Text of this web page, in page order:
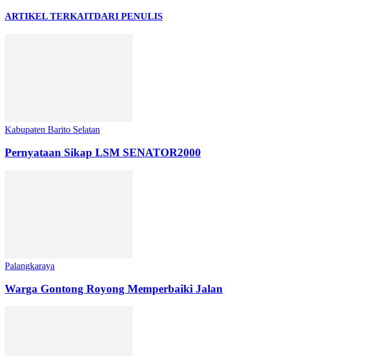
ARTIKEL TERKAITDARI PENULIS
Kabupaten Barito Selatan
Pernyataan Sikap LSM SENATOR2000
Palangkaraya
Warga Gontong Royong Memperbaiki Jalan